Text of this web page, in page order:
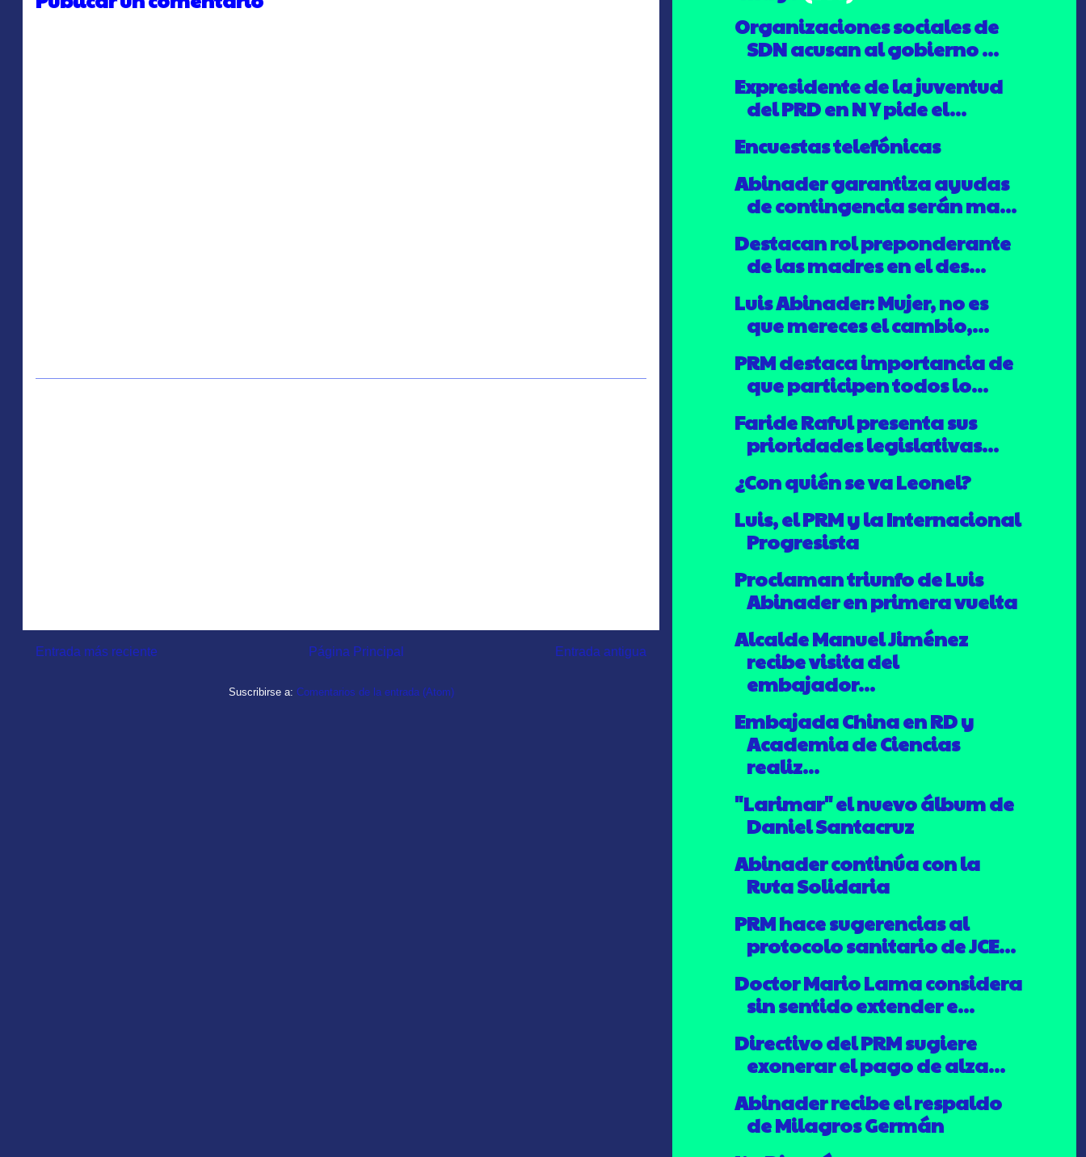
Entrada más reciente Entrada antigua
Página Principal
Suscribirse a: Comentarios de la entrada (Atom)
Organizaciones sociales de
SDN acusan al gobierno ...
Expresidente de la juventud
del PRD en N Y pide el...
Encuestas telefónicas
Abinader garantiza ayudas
de contingencia serán ma...
Destacan rol preponderante
de las madres en el des...
Luis Abinader: Mujer, no es
que mereces el cambio,...
PRM destaca importancia de
que participen todos lo...
Faride Raful presenta sus
prioridades legislativas...
¿Con quién se va Leonel?
Luis, el PRM y la Internacional
Progresista
Proclaman triunfo de Luis
Abinader en primera vuelta
Alcalde Manuel Jiménez
recibe visita del
embajador...
Embajada China en RD y
Academia de Ciencias
realiz...
"Larimar" el nuevo álbum de
Daniel Santacruz
Abinader continúa con la
Ruta Solidaria
PRM hace sugerencias al
protocolo sanitario de JCE...
Doctor Mario Lama considera
sin sentido extender e...
Directivo del PRM sugiere
exonerar el pago de alza...
Abinader recibe el respaldo
de Milagros Germán